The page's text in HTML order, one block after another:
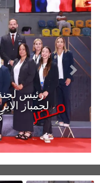
رئيس لجنة
لجمباز